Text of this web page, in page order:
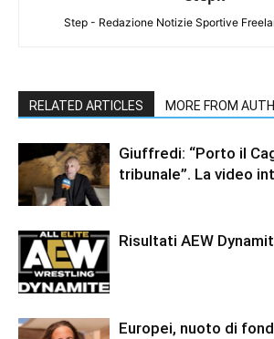
Step - Redazione Notizie Sportive
RELATED ARTICLES MORE FROM
Giuffredi: “Porto il
tribunale”. La video
Risultati AEW
Europei, nuoto di